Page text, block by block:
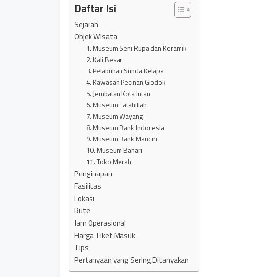
Daftar Isi
Sejarah
Objek Wisata
1. Museum Seni Rupa dan Keramik
2. Kali Besar
3. Pelabuhan Sunda Kelapa
4. Kawasan Pecinan Glodok
5. Jembatan Kota Intan
6. Museum Fatahillah
7. Museum Wayang
8. Museum Bank Indonesia
9. Museum Bank Mandiri
10. Museum Bahari
11. Toko Merah
Penginapan
Fasilitas
Lokasi
Rute
Jam Operasional
Harga Tiket Masuk
Tips
Pertanyaan yang Sering Ditanyakan